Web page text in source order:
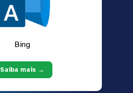
Bing
Saiba mais →